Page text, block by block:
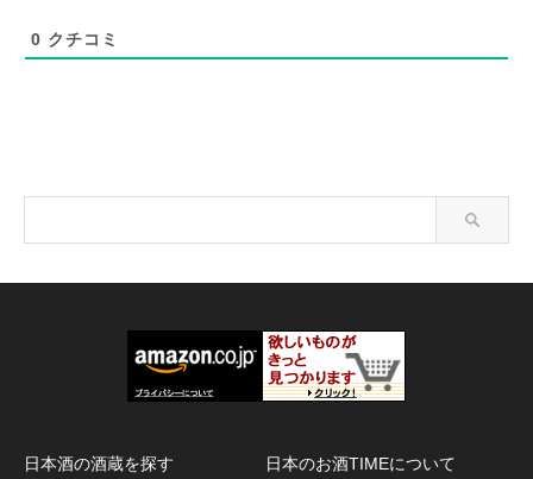
0 クチコミ
日本酒の酒蔵を探す 日本のお酒TIMEについて